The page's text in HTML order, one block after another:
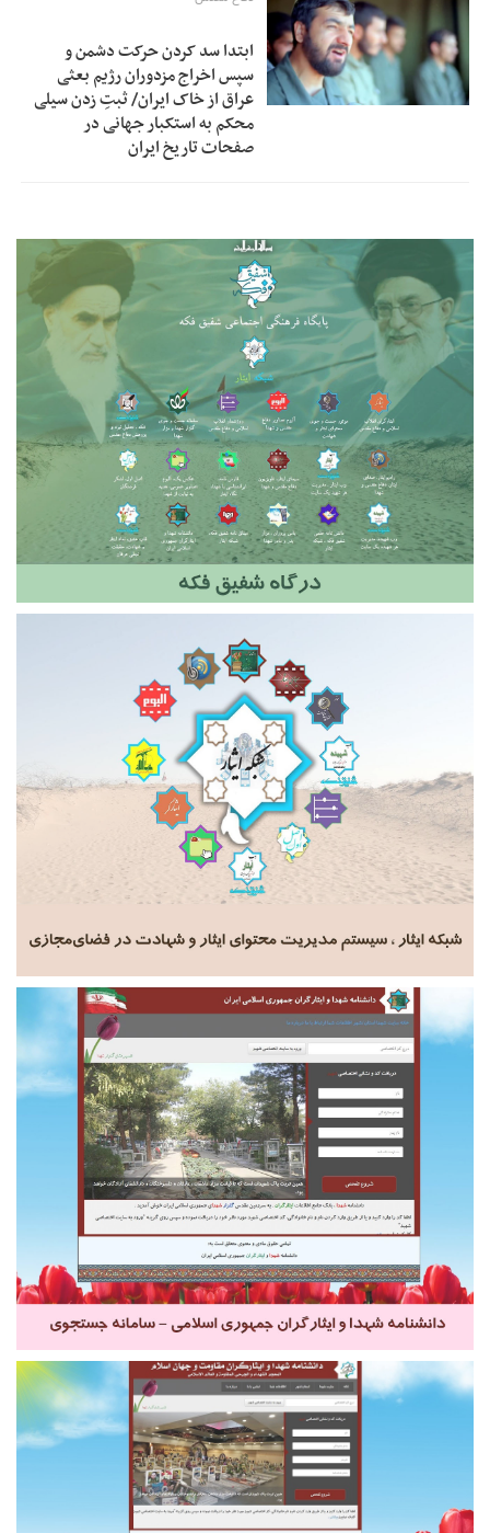
ابتدا سد کردن حرکت دشمن و
سپس اخراج مزدوران رژیم بعثی
عراق از خاک ایران/ ثبتِ زدن سیلی
محکم به استکبار جهانی در
صفحات تاریخ ایران